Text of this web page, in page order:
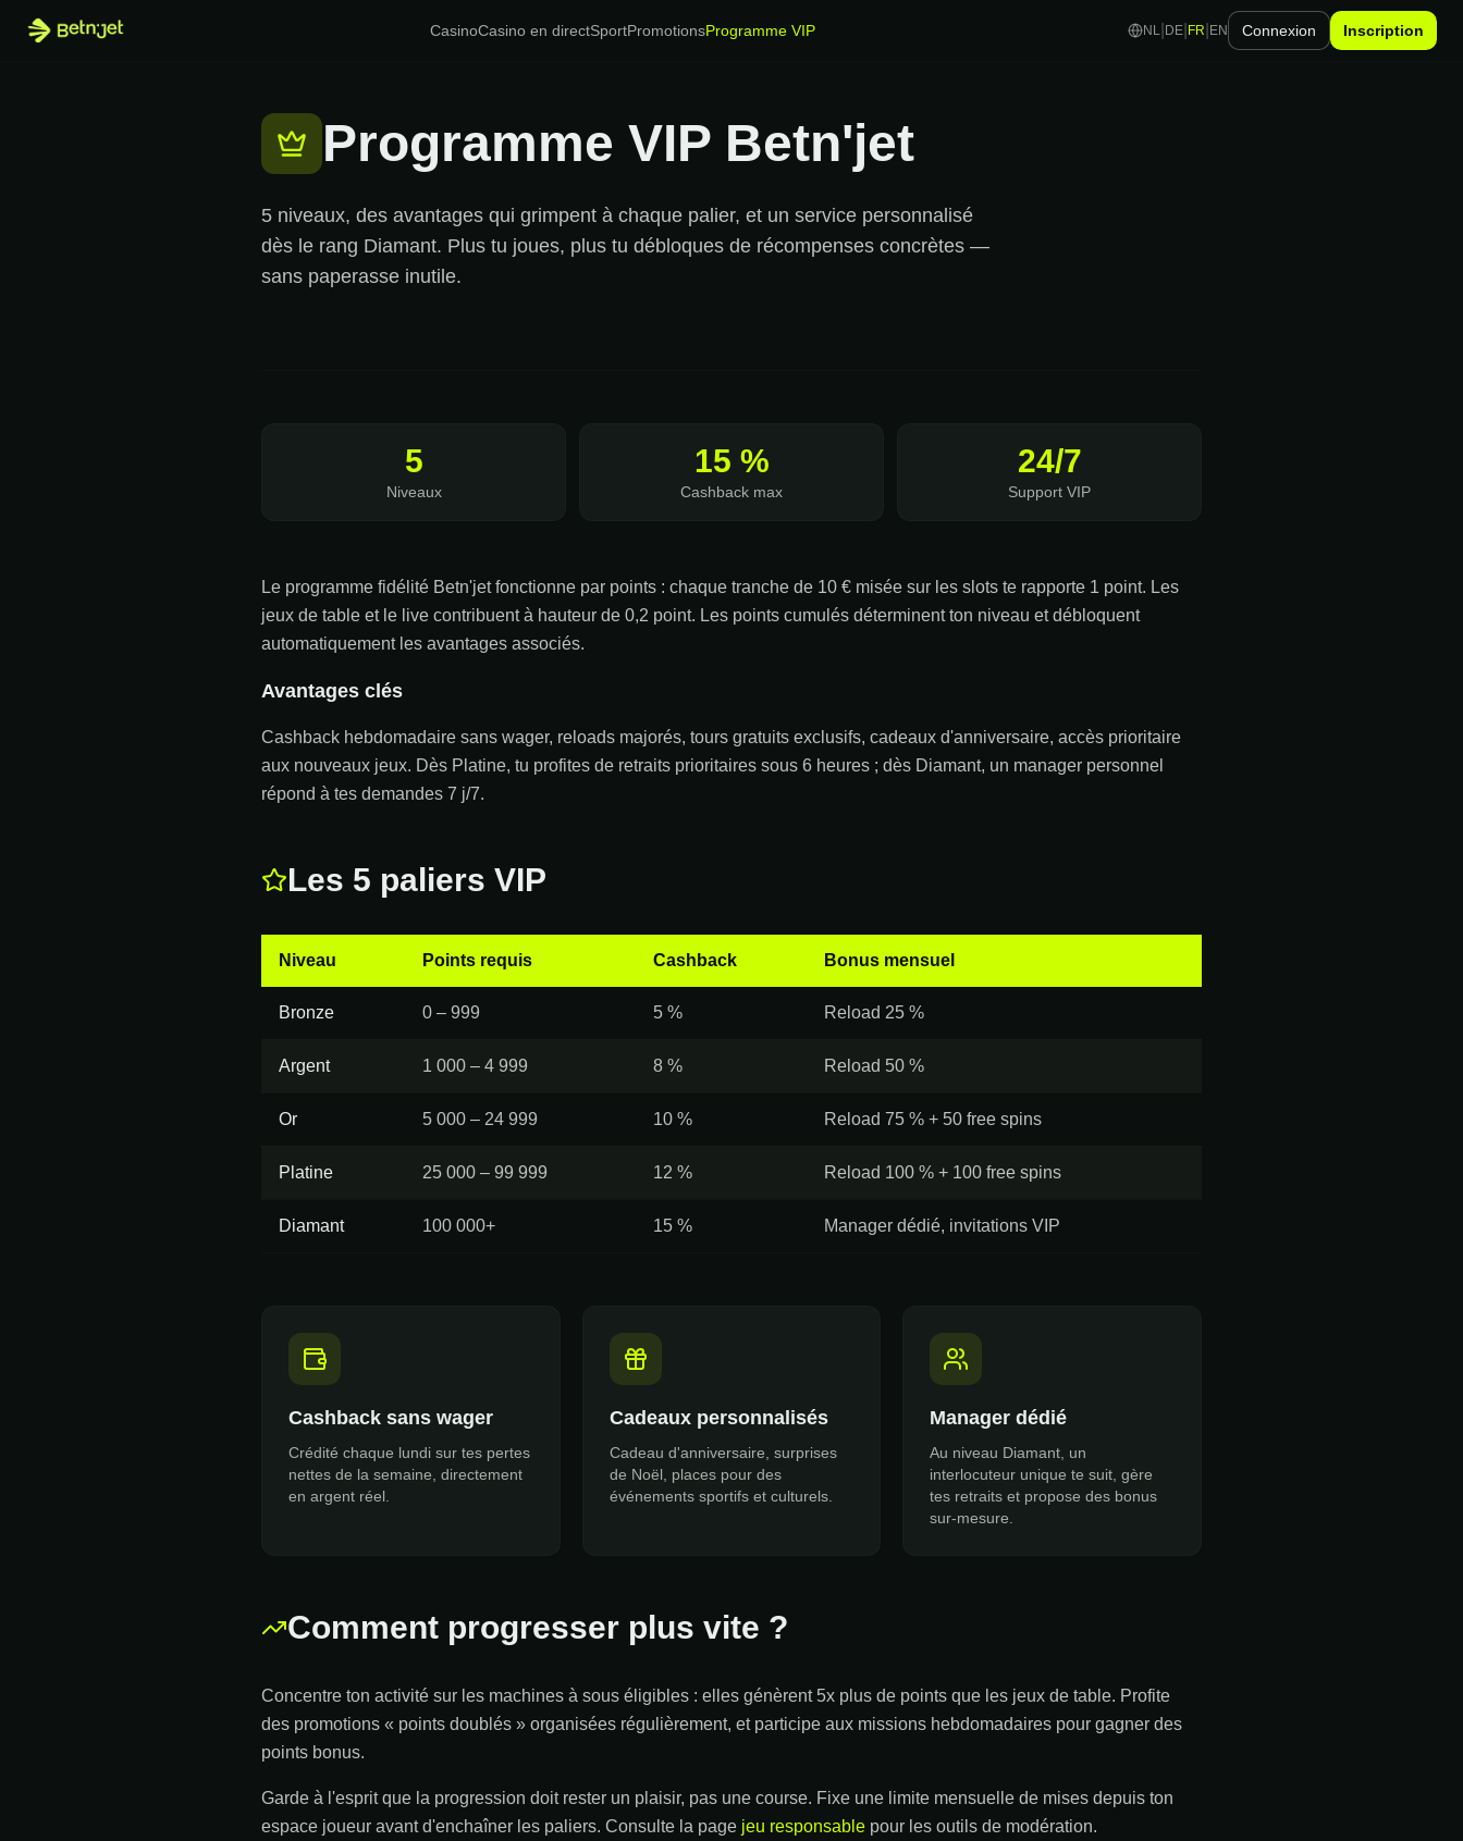
CasinoCasino en directSportPromotionsProgramme VIP NL DE FR EN Connexion Inscription
Programme VIP Betn'jet
5 niveaux, des avantages qui grimpent à chaque palier, et un service personnalisé
dès le rang Diamant. Plus tu joues, plus tu débloques de récompenses concrètes —
sans paperasse inutile.
5
Niveaux
15 %
Cashback max
24/7
Support VIP
Le programme fidélité Betn'jet fonctionne par points : chaque tranche de 10 € misée sur les slots te rapporte 1 point. Les
jeux de table et le live contribuent à hauteur de 0,2 point. Les points cumulés déterminent ton niveau et débloquent
automatiquement les avantages associés.
Avantages clés
Cashback hebdomadaire sans wager, reloads majorés, tours gratuits exclusifs, cadeaux d'anniversaire, accès prioritaire
aux nouveaux jeux. Dès Platine, tu profites de retraits prioritaires sous 6 heures ; dès Diamant, un manager personnel
répond à tes demandes 7 j/7.
Les 5 paliers VIP
Niveau Points requis Cashback Bonus mensuel
Bronze 0 – 999 5 % Reload 25 %
Argent 1 000 – 4 999 8 % Reload 50 %
Or 5 000 – 24 999 10 % Reload 75 % + 50 free spins
Platine 25 000 – 99 999 12 % Reload 100 % + 100 free spins
Diamant 100 000+ 15 % Manager dédié, invitations VIP
Cashback sans wager
Crédité chaque lundi sur tes pertes
nettes de la semaine, directement
en argent réel.
Cadeaux personnalisés
Cadeau d'anniversaire, surprises
de Noël, places pour des
événements sportifs et culturels.
Manager dédié
Au niveau Diamant, un
interlocuteur unique te suit, gère
tes retraits et propose des bonus
sur-mesure.
Comment progresser plus vite ?
Concentre ton activité sur les machines à sous éligibles : elles génèrent 5x plus de points que les jeux de table. Profite
des promotions « points doublés » organisées régulièrement, et participe aux missions hebdomadaires pour gagner des
points bonus.
Garde à l'esprit que la progression doit rester un plaisir, pas une course. Fixe une limite mensuelle de mises depuis ton
espace joueur avant d'enchaîner les paliers. Consulte la page jeu responsable pour les outils de modération.